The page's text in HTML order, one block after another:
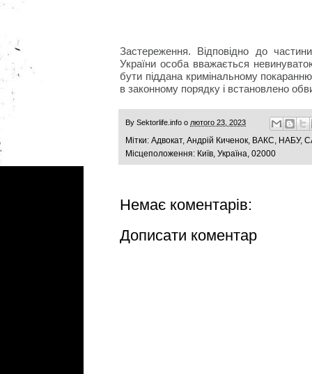
Застереження. Відповідно до
України особа вважається
бути піддана кримінальному
в законному порядку і встановлено
By Sektorlife.info о лютого 23, 2023
Мітки: Адвокат, Андрій Киченок ВАКС НАБУ,
Місцеположення: Київ, Україна, 02000
Немає коментарів:
Дописати коментар